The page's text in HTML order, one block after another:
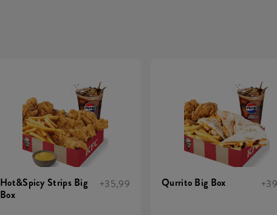
Hot&Spicy Strips Big
Box
+35,99 Qurrito Big Box